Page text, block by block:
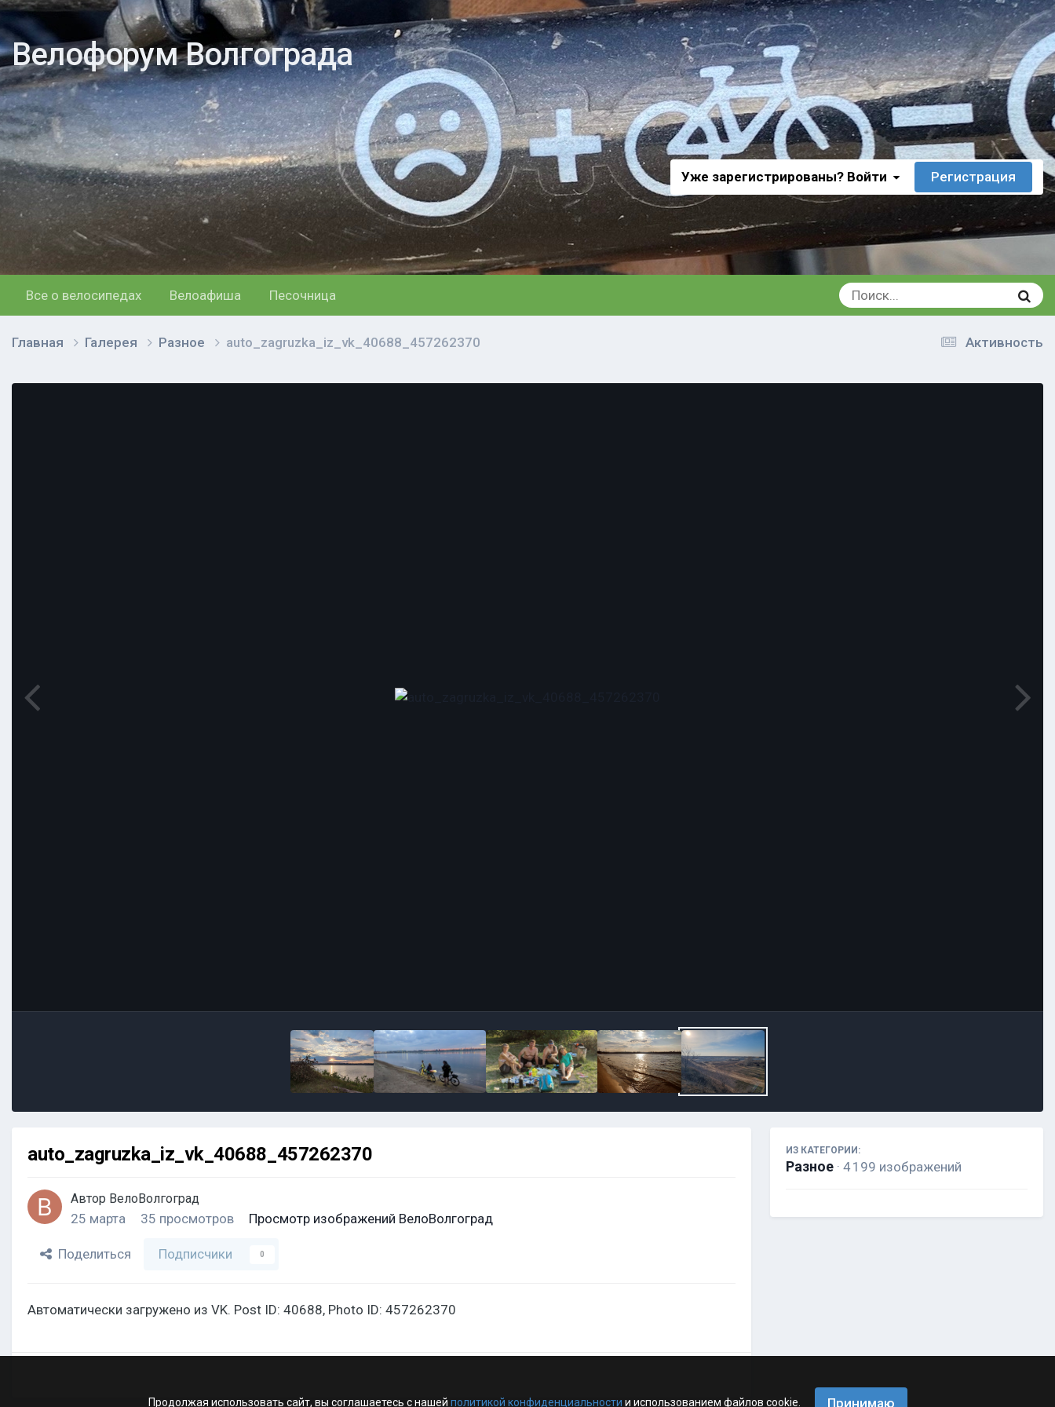
Велофорум Волгограда
Уже зарегистрированы? Войти Регистрация
Все о велосипедах Велоафиша Песочница
Активность
Главная Галерея Разное auto_zagruzka_iz_vk_40688_457262370
auto_zagruzka_iz_vk_40688_457262370
Автор ВелоВолгоград
25 марта 35 просмотров Просмотр изображений ВелоВолгоград
Поделиться Подписчики 0
Автоматически загружено из VK. Post ID: 40688, Photo ID: 457262370
ИЗ КАТЕГОРИИ:
Разное · 4 199 изображений
Продолжая использовать сайт, вы соглашаетесь с нашей политикой конфиденциальности и использованием файлов cookie. Принимаю